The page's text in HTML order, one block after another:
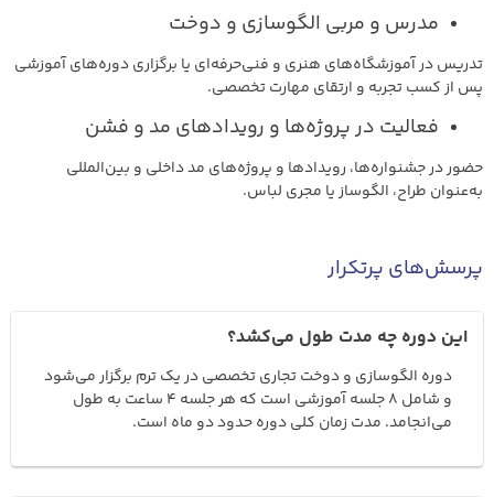
مدرس و مربی الگوسازی و دوخت
تدریس در آموزشگاه‌های هنری و فنی‌حرفه‌ای یا برگزاری دوره‌های آموزشی
پس از کسب تجربه و ارتقای مهارت تخصصی.
فعالیت در پروژه‌ها و رویدادهای مد و فشن
حضور در جشنواره‌ها، رویدادها و پروژه‌های مد داخلی و بین‌المللی
به‌عنوان طراح، الگوساز یا مجری لباس.
پرسش‌های پرتکرار
این دوره چه مدت طول می‌کشد؟
دوره الگوسازی و دوخت تجاری تخصصی در یک ترم برگزار می‌شود
و شامل ۸ جلسه آموزشی است که هر جلسه ۴ ساعت به طول
می‌انجامد. مدت زمان کلی دوره حدود دو ماه است.